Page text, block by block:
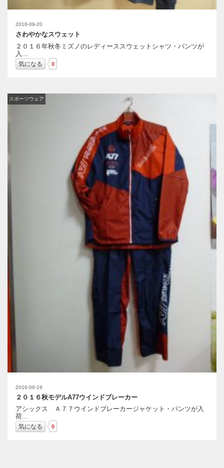
2016-09-20
さわやかなスウェット
２０１６年秋冬ミズノのレディーススウェットシャツ・パンツが
入...
気になる 0
2016-09-19
スポーツウェア
２０１６秋モデルA77ウインドブレーカー
アシックス Ａ７７ウインドブレーカージャケット・パンツが入
荷...
気になる 0